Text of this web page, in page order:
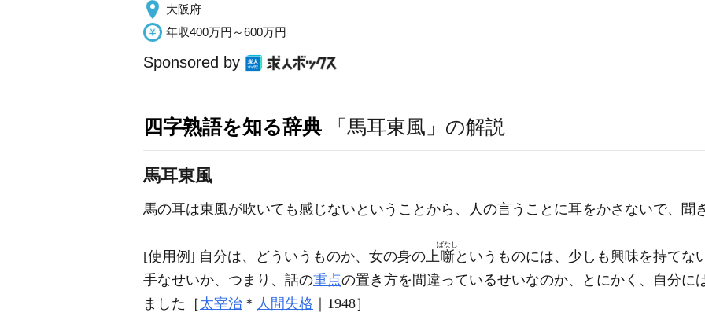
大阪府
年収400万円～600万円
Sponsored by
四字熟語を知る辞典 「馬耳東風」の解説
馬耳東風
馬の耳は東風が吹いても感じないということから、人の言うことに耳をかさないで、聞
[使用例] 自分は、どういうものか、女の身の上噺
ばなし
というものには、少しも興味を持てな
手なせいか、つまり、話の重点の置き方を間違っているせいなのか、とにかく、自分に
ました［太宰治 ＊ 人間失格 ｜1948］